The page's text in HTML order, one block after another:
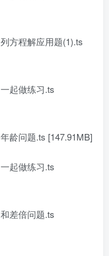
程解应用题(1).ts
起做练习.ts
问题.ts [147.91MB]
起做练习.ts
差倍问题.ts